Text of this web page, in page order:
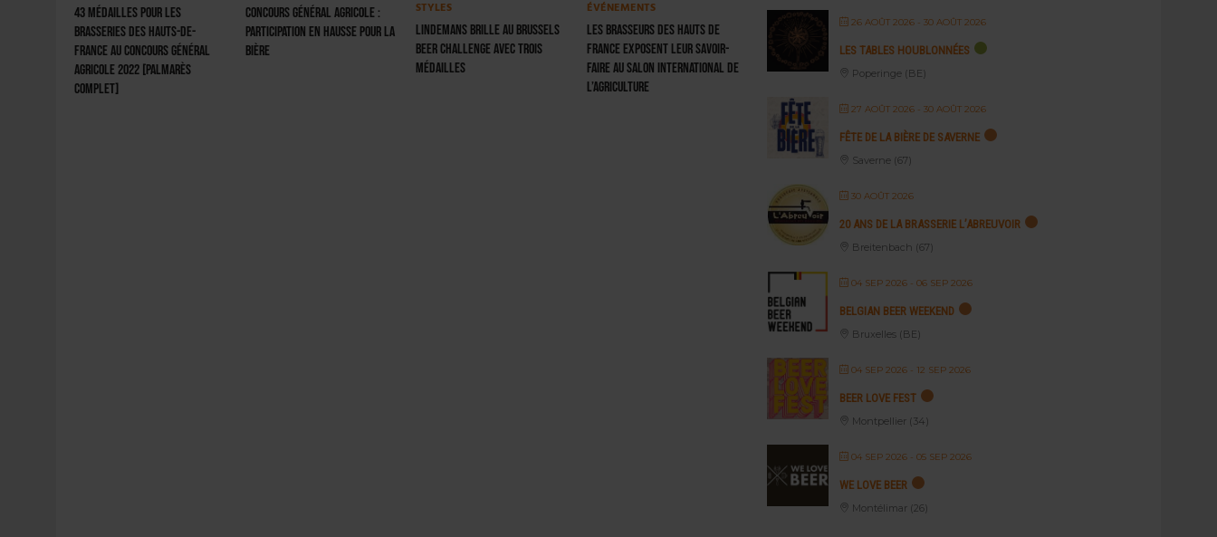
43 médailles pour les
brasseries des Hauts-de-
France au Concours Général
Agricole 2022 [Palmarès
complet]
Concours Général Agricole :
participation en hausse pour la
bière
STYLES
Lindemans brille au Brussels
Beer Challenge avec trois
médailles
ÉVÉNEMENTS
Les Brasseurs des Hauts de
France exposent leur savoir-
faire au Salon International de
l’Agriculture
26 AOÛT 2026 - 30 AOÛT 2026
LES TABLES HOUBLONNÉES
Poperinge (BE)
27 AOÛT 2026 - 30 AOÛT 2026
FÊTE DE LA BIÈRE DE SAVERNE
Saverne (67)
30 AOÛT 2026
20 ANS DE LA BRASSERIE L’ABREUVOIR
Breitenbach (67)
04 SEP 2026 - 06 SEP 2026
BELGIAN BEER WEEKEND
Bruxelles (BE)
04 SEP 2026 - 12 SEP 2026
BEER LOVE FEST
Montpellier (34)
04 SEP 2026 - 05 SEP 2026
WE LOVE BEER
Montélimar (26)